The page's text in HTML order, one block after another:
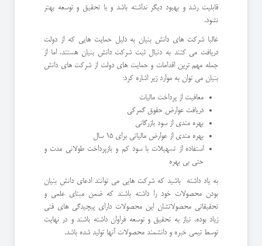
قابلیت رشد و بهبود دیگر نداشته باشد و با تحقیق و توسعه بهتر
نشود.
غالبا شرکت های دانش بنیان به دلیل حمایت هایی که از دولت
دریافت می کنند به دنبال ثبت شرکت دانش بنیان هستند. اما از
جمله مهم ترین اقدامات و حمایت های دولت از شرکت های دانش
بنیان می توان به موارد زیر اشاره کرد:
معافیت از پرداخت مالیات
دریافت عوارض حقوق گمرکی
بهره مندی از سود بازرگانی
بهره مندی از عوارض مالیاتی برای 15 سال
استفاده از تسهیلات با سود کم و بازپرداخت طولانی مدت و
حتی بی بهره
به یاد داشته باشید که شرکت هایی می توانند ادعای دانش بنیان
بودن محصولات خود را داشته باشند که ضمن مبنای علمی و
تحقیقاتی محصولاتشان این محصولات دارای پیچیدگی های فنی
زیاد بوده، نیاز به تحقیق و توسعه فراوان داشته باشند و در نهایت
توسط تیمی خبره و دانشمند محصولات آنها تولید شده باشد.